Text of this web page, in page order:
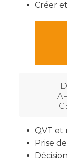
Créer
1
QVT et
Prise